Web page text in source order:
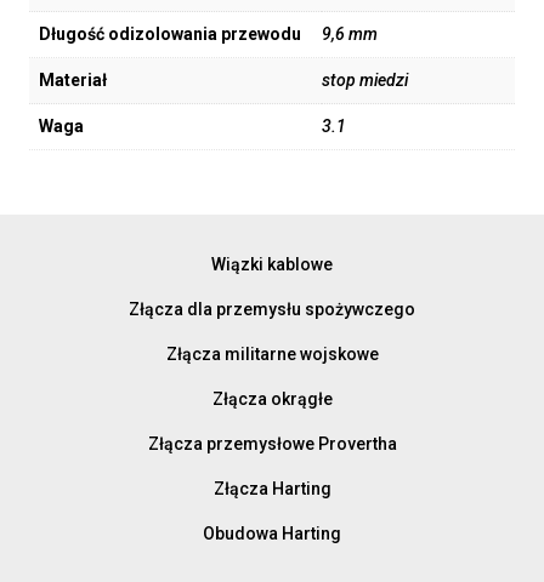
Długość odizolowania przewodu 9,6 mm
Materiał stop miedzi
Waga 3.1
Wiązki kablowe
Złącza dla przemysłu spożywczego
Złącza militarne wojskowe
Złącza okrągłe
Złącza przemysłowe Provertha
Złącza Harting
Obudowa Harting